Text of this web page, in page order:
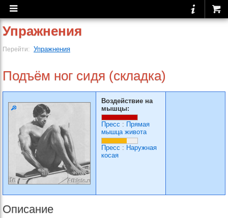
Упражнения
Перейти: Упражнения
Подъём ног сидя (складка)
Воздействие на
мышцы:
Пресс : Прямая
мышца живота
Пресс : Наружная
косая
Описание